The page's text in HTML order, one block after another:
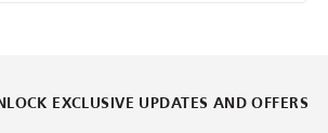
EXCLUSIVE UPDATES AND OFFERS!